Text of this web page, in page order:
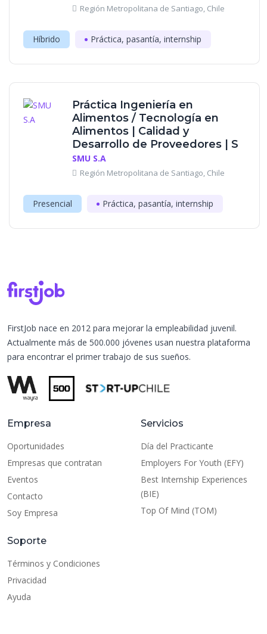
Región Metropolitana de Santiago, Chile
Híbrido Práctica, pasantía, internship
Práctica Ingeniería en
Alimentos / Tecnología en
Alimentos | Calidad y
Desarrollo de Proveedores | S
SMU S.A
Región Metropolitana de Santiago, Chile
Presencial Práctica, pasantía, internship
FirstJob nace en 2012 para mejorar la empleabilidad juvenil.
Actualmente más de 500.000 jóvenes usan nuestra plataforma
para encontrar el primer trabajo de sus sueños.
Empresa
Oportunidades
Empresas que contratan
Eventos
Contacto
Soy Empresa
Servicios
Día del Practicante
Employers For Youth (EFY)
Best Internship Experiences
(BIE)
Top Of Mind (TOM)
Soporte
Términos y Condiciones
Privacidad
Ayuda